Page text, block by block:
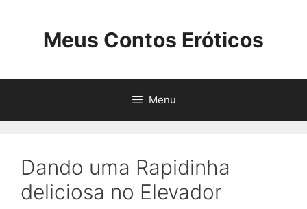
Meus Contos Eróticos
Menu
Dando uma Rapidinha
deliciosa no Elevador